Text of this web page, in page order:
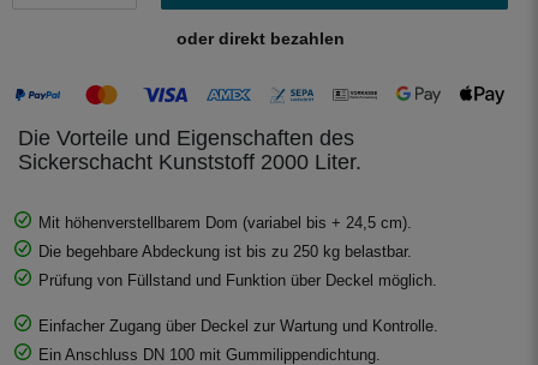
oder direkt bezahlen
Die Vorteile und Eigenschaften des
Sickerschacht Kunststoff 2000 Liter.
Mit höhenverstellbarem Dom (variabel bis + 24,5 cm).
Die begehbare Abdeckung ist bis zu 250 kg belastbar.
Prüfung von Füllstand und Funktion über Deckel möglich.
Einfacher Zugang über Deckel zur Wartung und Kontrolle.
Ein Anschluss DN 100 mit Gummilippendichtung.